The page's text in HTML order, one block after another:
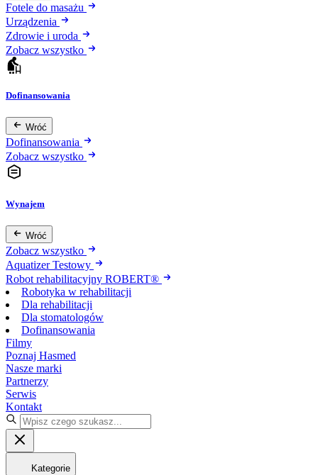
Fotele do masażu
Urządzenia
Zdrowie i uroda
Zobacz wszystko
Dofinansowania
Wróć
Dofinansowania
Zobacz wszystko
Wynajem
Wróć
Zobacz wszystko
Aquatizer Testowy
Robot rehabilitacyjny ROBERT®
Robotyka w rehabilitacji
Dla rehabilitacji
Dla stomatologów
Dofinansowania
Filmy
Poznaj Hasmed
Nasze marki
Partnerzy
Serwis
Kontakt
Kategorie